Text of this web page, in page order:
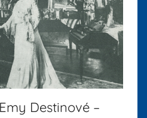
Destinové –